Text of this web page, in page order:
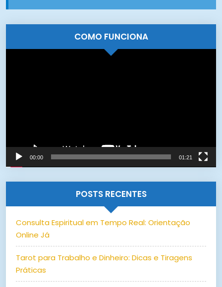
COMO FUNCIONA
00:00 01:21
POSTS RECENTES
Consulta Espiritual em Tempo Real: Orientação
Online Já
Tarot para Trabalho e Dinheiro: Dicas e Tiragens
Práticas